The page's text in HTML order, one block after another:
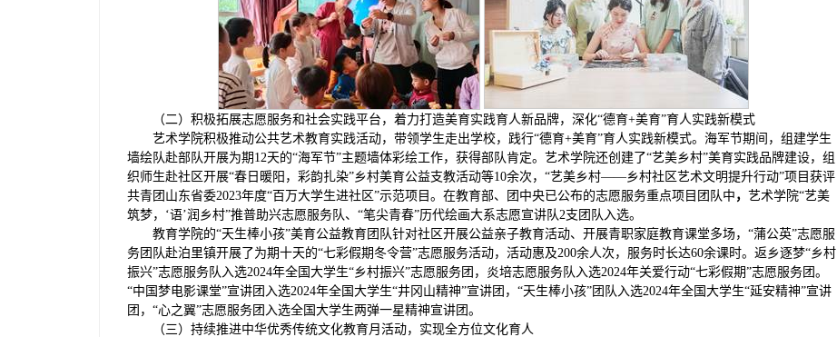
（二）积极拓展志愿服务和社会实践平台，着力打造美育实践育人新品牌，深化“德育+美育”育人实践新模式
艺术学院积极推动公共艺术教育实践活动，带领学生走出学校，践行“德育+美育”育人实践新模式。海军节期间，组建学生
墙绘队赴部队开展为期12天的“海军节”主题墙体彩绘工作，获得部队肯定。艺术学院还创建了“艺美乡村”美育实践品牌建设，组
织师生赴社区开展“春日暖阳，彩韵扎染”乡村美育公益支教活动等10余次，“艺美乡村——乡村社区艺术文明提升行动”项目获评
共青团山东省委2023年度“百万大学生进社区”示范项目。在教育部、团中央已公布的志愿服务重点项目团队中 ， 艺术学院“艺美
筑梦，‘语’润乡村”推普助兴志愿服务队、“笔尖青春”历代绘画大系志愿宣讲队2支团队入选。
教育学院的“天生棒小孩”美育公益教育团队针对社区开展公益亲子教育活动、开展青职家庭教育课堂多场，“蒲公英”志愿服
务团队赴泊里镇开展了为期十天的“七彩假期冬令营”志愿服务活动，活动惠及200余人次，服务时长达60余课时。返乡逐梦“乡村
振兴”志愿服务队入选2024年全国大学生“乡村振兴”志愿服务团，炎培志愿服务队入选2024年关爱行动“七彩假期”志愿服务团。
“中国梦电影课堂”宣讲团入选2024年全国大学生“井冈山精神”宣讲团，“天生棒小孩”团队入选2024年全国大学生“延安精神”宣讲
团，“心之翼”志愿服务团入选全国大学生两弹一星精神宣讲团。
（三）持续推进中华优秀传统文化教育月活动，实现全方位文化育人